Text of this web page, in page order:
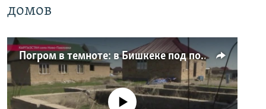
домов
Погром в темноте: в Бишкеке под покровом ночи неизвестные на тракторе снесли три десятка частных домов
No media source currently available